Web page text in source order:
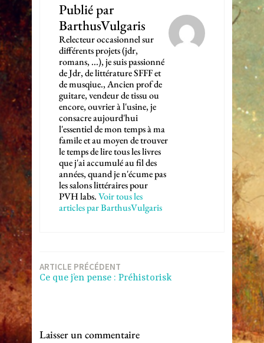
Publié par
BarthusVulgaris
Relecteur occasionnel sur
différents projets (jdr,
romans, ...), je suis passionné
de Jdr, de littérature SFFF et
de musqiue., Ancien prof de
guitare, vendeur de tissu ou
encore, ouvrier à l'usine, je
consacre aujourd'hui
l'essentiel de mon temps à ma
famile et au moyen de trouver
le temps de lire tous les livres
que j'ai accumulé au fil des
années, quand je n'écume pas
les salons littéraires pour
PVH labs.Voir tous les
articles par BarthusVulgaris
Navigation
de
ARTICLE PRÉCÉDENT
Ce que j’en pense : Préhistorisk
Laisser un commentaire